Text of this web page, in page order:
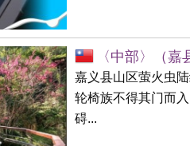
〈中部〉（
嘉义县山区萤火虫
轮椅族不得其门而
碍...